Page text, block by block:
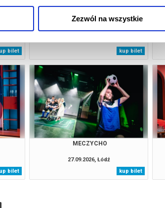
Zezwól na wszystkie
bilet
REPLAY
kup bilet
bilet
MECZYCHO
27.09.2026, Łódź
kup bilet